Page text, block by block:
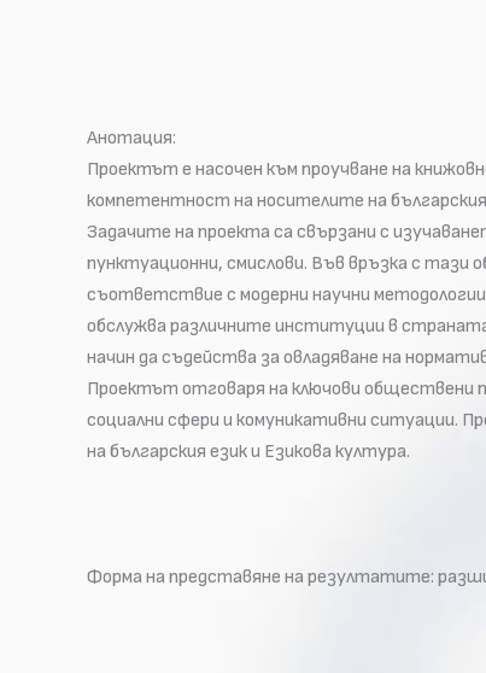
Анотация:
Проектът е насочен към проучване на
компетентност на носителите на българския
Задачите на проекта са свързани с
пунктуационни, смислови. Във връзка с тази
съответствие с модерни научни
обслужва различните институции в
начин да съдейства за овладяване на
Проектът отговаря на ключови обществени
социални сфери и комуникативни ситуации.
на българския език и Езикова култура.
Форма на представяне на резултатите: